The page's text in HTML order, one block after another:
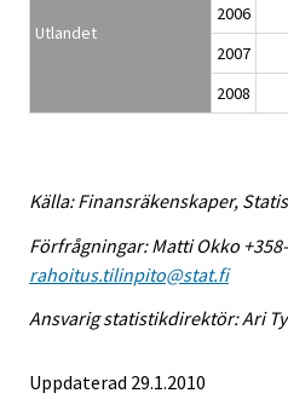
Utlandet
2006
2007
2008
Källa: Finansräkenskaper,
Förfrågningar: Matti Okko
rahoitus.tilinpito@stat.fi
Ansvarig statistikdirektör: Ari
Uppdaterad 29.1.2010